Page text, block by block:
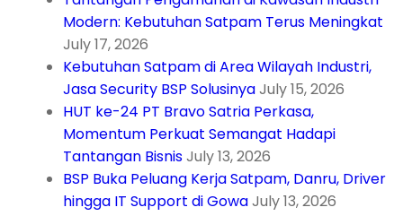
Modern: Kebutuhan Satpam Terus Meningkat
July 17, 2026
Kebutuhan Satpam di Area Wilayah Industri,
Jasa Security BSP SolusinyaJuly 15, 2026
HUT ke-24 PT Bravo Satria Perkasa,
Momentum Perkuat Semangat Hadapi
Tantangan BisnisJuly 13, 2026
BSP Buka Peluang Kerja Satpam, Danru, Driver
hingga IT Support di GowaJuly 13, 2026